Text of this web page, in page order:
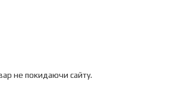
не покидаючи сайту.